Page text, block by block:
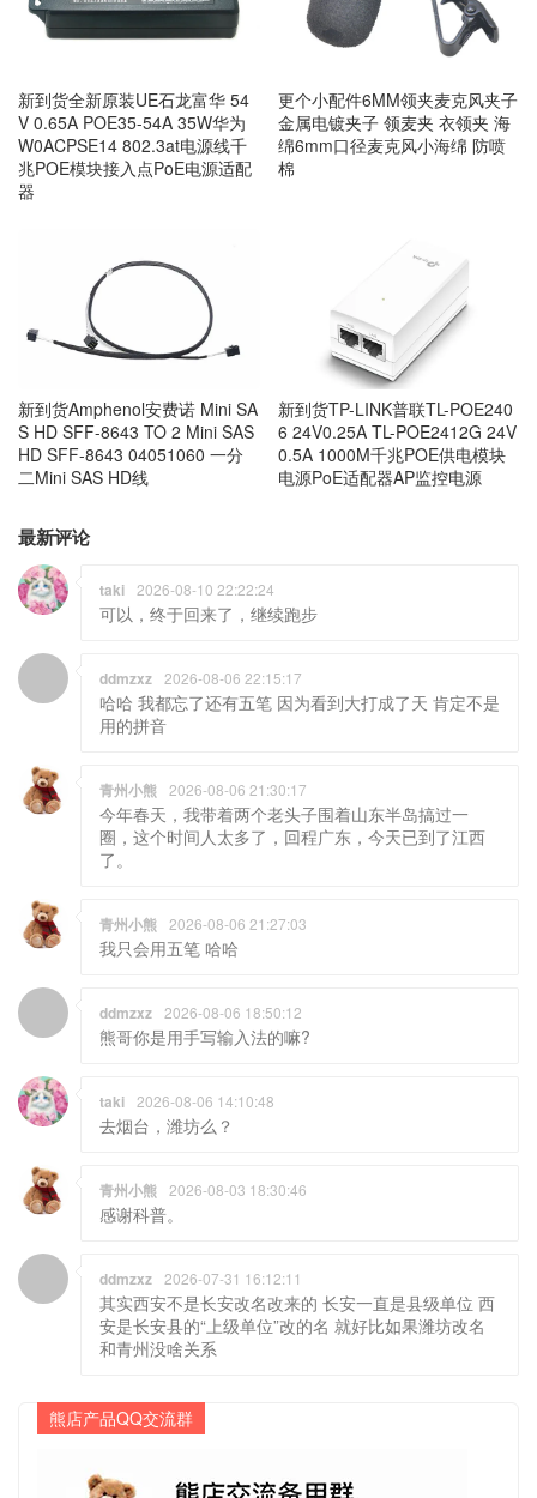
新到货全新原装UE石龙富华 54
V 0.65A POE35-54A 35W华为
W0ACPSE14 802.3at电源线千
兆POE模块接入点PoE电源适配
器
更个小配件6MM领夹麦克风夹子
金属电镀夹子 领麦夹 衣领夹 海
绵6mm口径麦克风小海绵 防喷
棉
新到货Amphenol安费诺 Mini SA
S HD SFF-8643 TO 2 Mini SAS
HD SFF-8643 04051060 一分
二Mini SAS HD线
新到货TP-LINK普联TL-POE240
6 24V0.25A TL-POE2412G 24V
0.5A 1000M千兆POE供电模块
电源PoE适配器AP监控电源
最新评论
taki 2026-08-10 22:22:24
可以，终于回来了，继续跑步
ddmzxz 2026-08-06 22:15:17
哈哈 我都忘了还有五笔 因为看到大打成了天 肯定不是
用的拼音
青州小熊 2026-08-06 21:30:17
今年春天，我带着两个老头子围着山东半岛搞过一
圈，这个时间人太多了，回程广东，今天已到了江西
了。
青州小熊 2026-08-06 21:27:03
我只会用五笔 哈哈
ddmzxz 2026-08-06 18:50:12
熊哥你是用手写输入法的嘛?
taki 2026-08-06 14:10:48
去烟台，潍坊么？
青州小熊 2026-08-03 18:30:46
感谢科普。
ddmzxz 2026-07-31 16:12:11
其实西安不是长安改名改来的 长安一直是县级单位 西
安是长安县的“上级单位”改的名 就好比如果潍坊改名
和青州没啥关系
熊店产品QQ交流群